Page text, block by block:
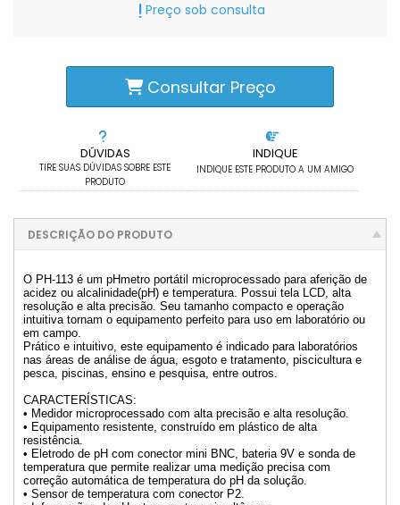
DÚVIDAS
TIRE SUAS DÚVIDAS SOBRE ESTE
PRODUTO
INDIQUE
INDIQUE ESTE PRODUTO A UM AMIGO
Preço sob consulta
Consultar Preço
DESCRIÇÃO DO PRODUTO
O PH-113 é um pHmetro portátil microprocessado para aferição de
acidez ou alcalinidade(pH) e temperatura. Possui tela LCD, alta
resolução e alta precisão. Seu tamanho compacto e operação
intuitiva tornam o equipamento perfeito para uso em laboratório ou
em campo.
Prático e intuitivo, este equipamento é indicado para laboratórios
nas áreas de análise de água, esgoto e tratamento, piscicultura e
pesca, piscinas, ensino e pesquisa, entre outros.
CARACTERÍSTICAS:
• Medidor microprocessado com alta precisão e alta resolução.
• Equipamento resistente, construído em plástico de alta
resistência.
• Eletrodo de pH com conector mini BNC, bateria 9V e sonda de
temperatura que permite realizar uma medição precisa com
correção automática de temperatura do pH da solução.
• Sensor de temperatura com conector P2.